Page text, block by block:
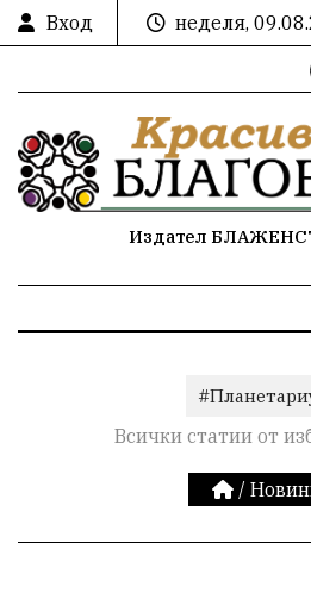
Вход
неделя,
Издател
Всички статии от
/